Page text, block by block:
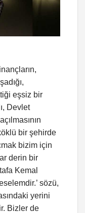
eşsiz bir
Devlet
bir şehirde
bizim için
derin bir
Kemal
sözü,
yerini
Bizler de